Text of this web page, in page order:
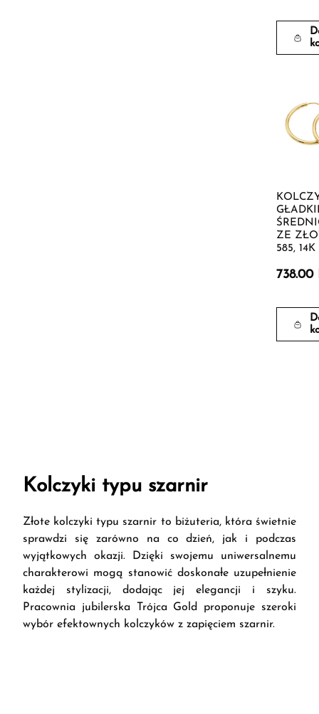
ZE
585, 14K
738.00
Kolczyki typu szarnir
Złote kolczyki typu szarnir to biżuteria, która świetnie
sprawdzi się zarówno na co dzień, jak i podczas
wyjątkowych okazji. Dzięki swojemu uniwersalnemu
charakterowi mogą stanowić doskonałe uzupełnienie
każdej stylizacji, dodając jej elegancji i szyku.
Pracownia jubilerska Trójca Gold proponuje szeroki
wybór efektownych kolczyków z zapięciem szarnir.